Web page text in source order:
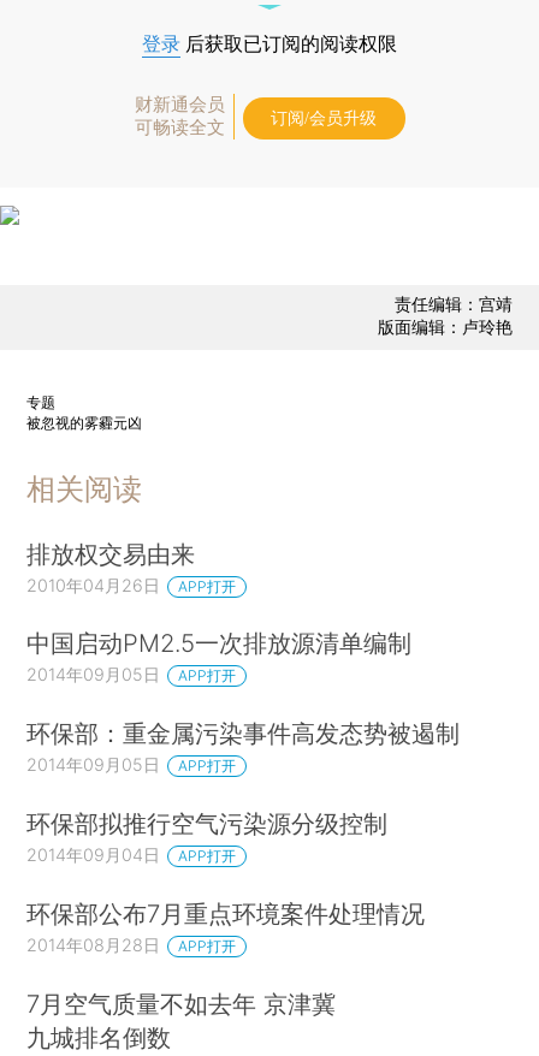
登录 后获取已订阅的阅读权限
财新通会员
可畅读全文
订阅/会员升级
责任编辑：宫靖
版面编辑：卢玲艳
专题
被忽视的雾霾元凶
相关阅读
排放权交易由来
2010年04月26日 APP打开
中国启动PM2.5一次排放源清单编制
2014年09月05日 APP打开
环保部：重金属污染事件高发态势被遏制
2014年09月05日 APP打开
环保部拟推行空气污染源分级控制
2014年09月04日 APP打开
环保部公布7月重点环境案件处理情况
2014年08月28日 APP打开
7月空气质量不如去年 京津冀
九城排名倒数